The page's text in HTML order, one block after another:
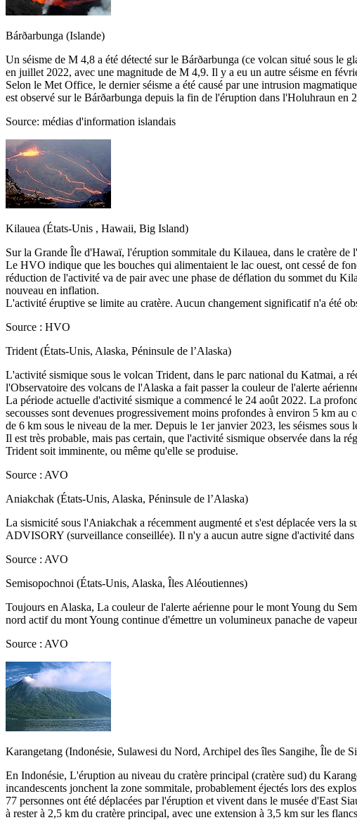
Bárðarbunga (Islande)
Un séisme de M 4,8 a été détecté sur le Bárðarbunga (ce volcan situé sous le
en juillet 2022, avec une magnitude de M 4,9. Il y a eu un autre séisme en
Selon le Met Office, le dernier séisme a été causé par une intrusion
est observé sur le Bárðarbunga depuis la fin de l'éruption dans l'Holuhraun
Source: médias d'information islandais
Kilauea (États-Unis , Hawaii, Big Island)
Sur la Grande Île d'Hawaï, l'éruption sommitale du Kilauea, dans le cratère
Le HVO indique que les bouches qui alimentaient le lac ouest, ont cessé de
réduction de l'activité va de pair avec une phase de déflation du sommet du
nouveau en inflation.
L'activité éruptive se limite au cratère. Aucun changement significatif n'a été
Source : HVO
Trident (États-Unis, Alaska, Péninsule de l’Alaska)
L'activité sismique sous le volcan Trident, dans le parc national du Katmai, a
l'Observatoire des volcans de l'Alaska a fait passer la couleur de l'alerte
La période actuelle d'activité sismique a commencé le 24 août 2022. La
secousses sont devenues progressivement moins profondes à environ 5 km
de 6 km sous le niveau de la mer. Depuis le 1er janvier 2023, les séismes
Il est très probable, mais pas certain, que l'activité sismique observée dans la
Trident soit imminente, ou même qu'elle se produise.
Source : AVO
Aniakchak (États-Unis, Alaska, Péninsule de l’Alaska)
La sismicité sous l'Aniakchak a récemment augmenté et s'est déplacée vers la
ADVISORY (surveillance conseillée). Il n'y a aucun autre signe d'activité
Source : AVO
Semisopochnoi (États-Unis, Alaska, Îles Aléoutiennes)
Toujours en Alaska, La couleur de l'alerte aérienne pour le mont Young du
nord actif du mont Young continue d'émettre un volumineux panache de
Source : AVO
Karangetang (Indonésie, Sulawesi du Nord, Archipel des îles Sangihe, Île de
En Indonésie, L'éruption au niveau du cratère principal (cratère sud) du
incandescents jonchent la zone sommitale, probablement éjectés lors des
77 personnes ont été déplacées par l'éruption et vivent dans le musée d'East
à rester à 2,5 km du cratère principal, avec une extension à 3,5 km sur les